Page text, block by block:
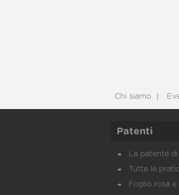
Chi siamo
Patenti
La patente
Tutte le
Foglio rosa e